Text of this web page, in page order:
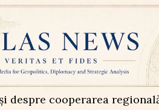
despre cooperarea